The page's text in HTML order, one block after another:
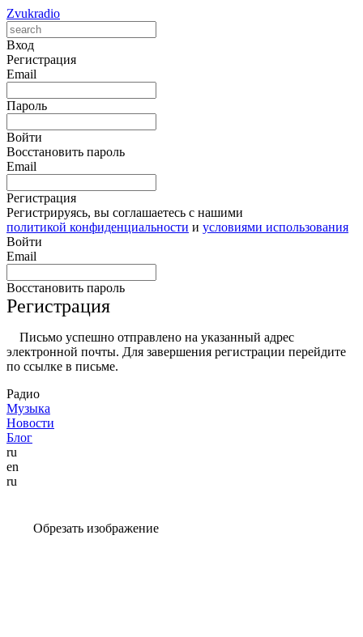
Zvukradio
Вход
Регистрация
Email
Пароль
Войти
Восстановить пароль
Email
Регистрация
Регистрируясь, вы соглашаетесь с нашими
политикой конфиденциальности и условиями использования
Войти
Email
Восстановить пароль
Регистрация
Письмо успешно отправлено на указанный адрес
электронной почты. Для завершения регистрации перейдите
по ссылке в письме.
Радио
Музыка
Новости
Блог
ru
en
ru
Обрезать изображение